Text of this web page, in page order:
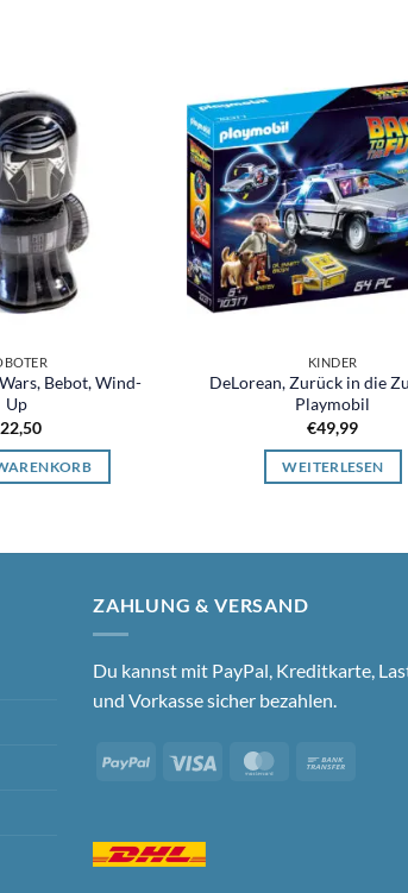
Bebot, Wind-
Up
22,50
KINDER
DeLorean, Zurück in die
Playmobil
€49,99
WEITERLESEN
ZAHLUNG & VERSAND
Du kannst mit PayPal, Kreditkarte,
und Vorkasse sicher bezahlen.
PayPal Visa MasterCard